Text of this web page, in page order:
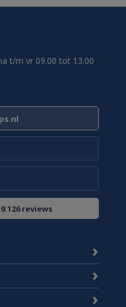
t/m vr 09.00 tot 13.00
9.126 reviews